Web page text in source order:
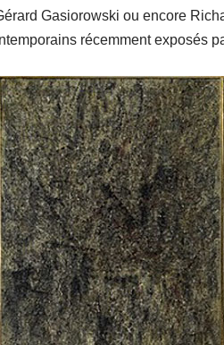
Gasiorowski ou encore
récemment exposés